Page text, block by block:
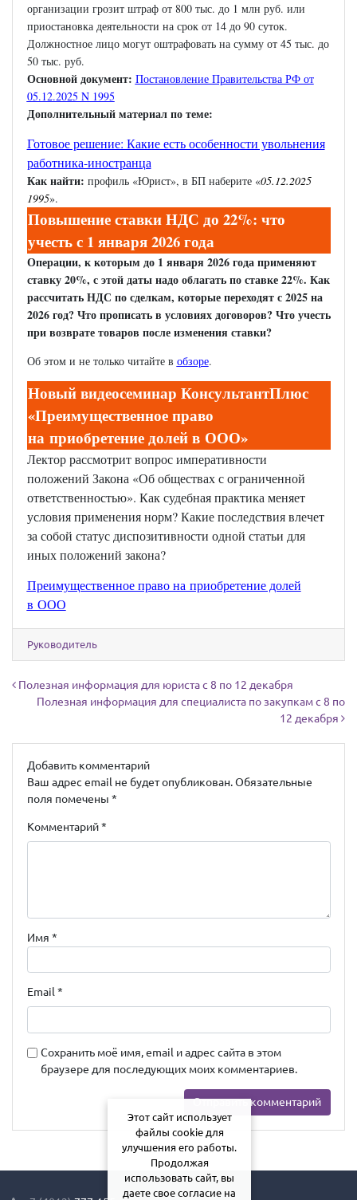
организации грозит штраф от 800 тыс. до 1 млн руб. или
приостановка деятельности на срок от 14 до 90 суток.
Должностное лицо могут оштрафовать на сумму от 45 тыс. до
50 тыс. руб.
Основной документ: Постановление Правительства РФ от
05.12.2025 N 1995
Дополнительный материал по теме:
Готовое решение: Какие есть особенности увольнения
работника-иностранца
Как найти: профиль «Юрист», в БП наберите «05.12.2025
1995».
Повышение ставки НДС до 22%: что
учесть с 1 января 2026 года
Операции, к которым до 1 января 2026 года применяют
ставку 20%, с этой даты надо облагать по ставке 22%. Как
рассчитать НДС по сделкам, которые переходят с 2025 на
2026 год? Что прописать в условиях договоров? Что учесть
при возврате товаров после изменения ставки?
Об этом и не только читайте в обзоре.
Новый видеосеминар КонсультантПлюс
«Преимущественное право
на приобретение долей в ООО»
Лектор рассмотрит вопрос императивности
положений Закона «Об обществах с ограниченной
ответственностью». Как судебная практика меняет
условия применения норм? Какие последствия влечет
за собой статус диспозитивности одной статьи для
иных положений закона?
Преимущественное право на приобретение долей
в ООО
Руководитель
Навигация по записям
Полезная информация для юриста с 8 по 12 декабря
Полезная информация для специалиста по закупкам с 8 по
12 декабря
Добавить комментарий
Ваш адрес email не будет опубликован. Обязательные
поля помечены *
Комментарий*
Имя *
Email*
Сохранить моё имя, email и адрес сайта в этом
браузере для последующих моих комментариев.
Этот сайт использует
файлы cookie для
улучшения его работы.
Продолжая
использовать сайт, вы
даете свое согласие на